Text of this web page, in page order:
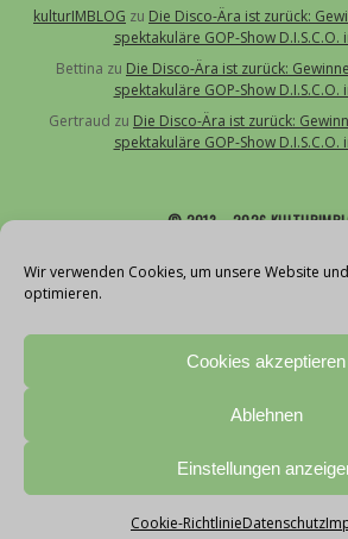
Wir verwenden Cookies, um unsere Website
optimieren.
Cookies akzeptieren
Ablehnen
Einstellungen
Cookie-RichtlinieDatenschutz
kulturIMBLOG zu Die Disco-Ära ist zurück:
spektakuläre GOP-Show D.I.S.C.O.
Bettina zu Die Disco-Ära ist zurück:
spektakuläre GOP-Show D.I.S.C.O.
Gertraud zu Die Disco-Ära ist zurück:
spektakuläre GOP-Show D.I.S.C.O.
© 2013 – 2026
Über uns
Impressum
Datenschutz
Teilnahmebedingungen